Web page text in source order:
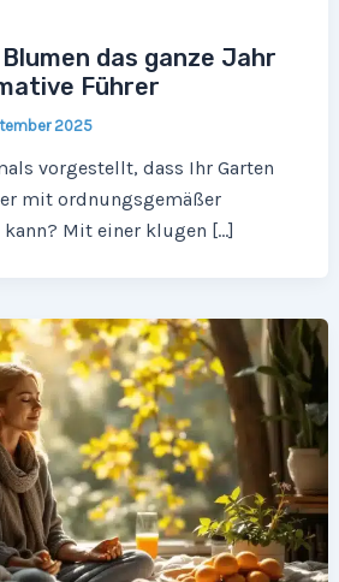
das ganze Jahr
Führer
2025
vorgestellt, dass Ihr Garten
mit ordnungsgemäßer
Mit einer klugen […]